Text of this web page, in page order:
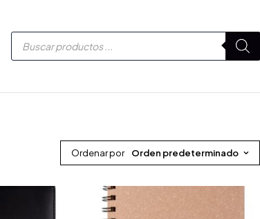
Ordenar por Orden predeterminado